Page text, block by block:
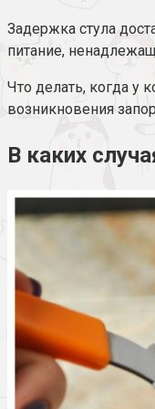
Задержка стула
питание,
Что делать, когда у
возникновения
В каких